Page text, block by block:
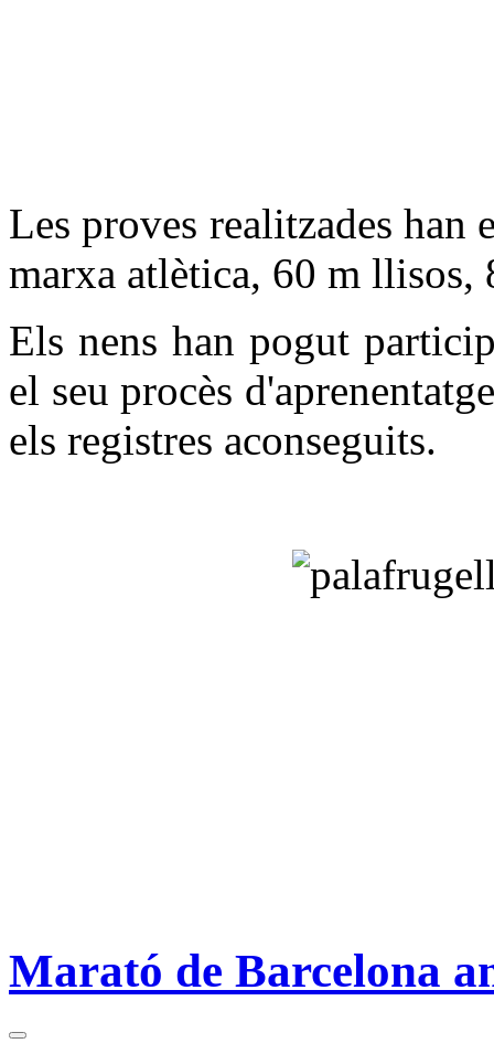
Les proves realitzades han
marxa atlètica, 60 m
Els nens han pogut
el seu procès
els registres aconseguits.
Marató de Barcelona